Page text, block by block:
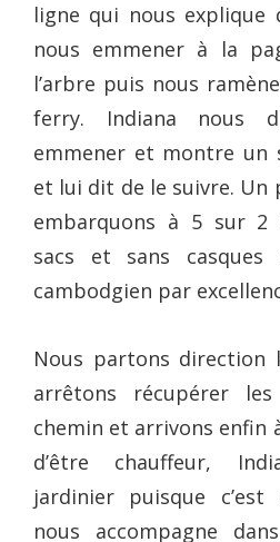
ligne qui nous explique
nous emmener à la
l’arbre puis nous
ferry. Indiana nous
emmener et montre un
et lui dit de le suivre. Un
embarquons à 5 sur 2
sacs et sans
cambodgien par
Nous partons direction
arrêtons récupérer
chemin et arrivons enfin
d’être chauffeur,
jardinier puisque
nous accompagne